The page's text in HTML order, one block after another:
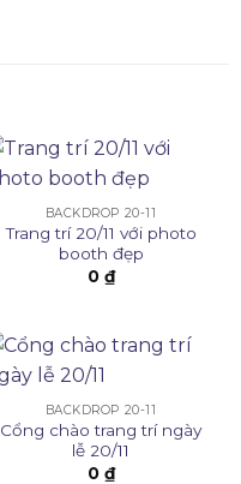
BACKDROP 20-11
Trang trí 20/11 với photo
booth đẹp
0 ₫
BACKDROP 20-11
Cổng chào trang trí ngày
lễ 20/11
0 ₫